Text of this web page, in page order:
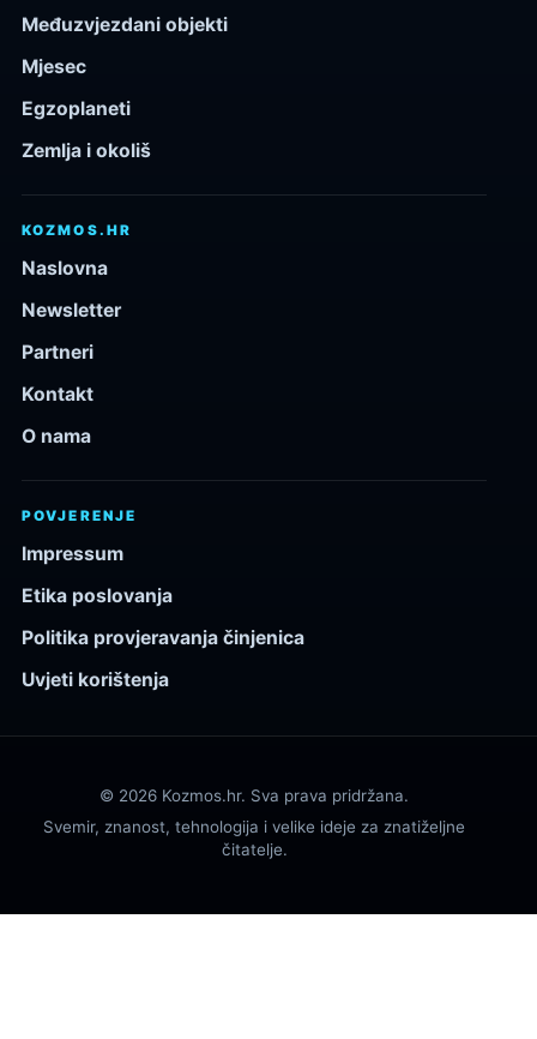
Međuzvjezdani objekti
Mjesec
Egzoplaneti
Zemlja i okoliš
KOZMOS.HR
Naslovna
Newsletter
Partneri
Kontakt
O nama
POVJERENJE
Impressum
Etika poslovanja
Politika provjeravanja činjenica
Uvjeti korištenja
© 2026 Kozmos.hr. Sva prava pridržana.
Svemir, znanost, tehnologija i velike ideje za znatiželjne
čitatelje.